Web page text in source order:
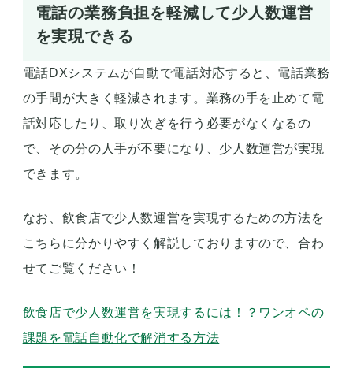
電話の業務負担を軽減して少人数運営
を実現できる
電話DXシステムが自動で電話対応すると、電話業務
の手間が大きく軽減されます。業務の手を止めて電
話対応したり、取り次ぎを行う必要がなくなるの
で、その分の人手が不要になり、少人数運営が実現
できます。
なお、飲食店で少人数運営を実現するための方法を
こちらに分かりやすく解説しておりますので、合わ
せてご覧ください！
飲食店で少人数運営を実現するには！？ワンオペの
課題を電話自動化で解消する方法